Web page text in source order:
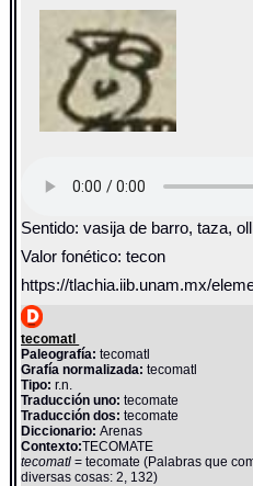
Sentido: vasija de barro, taza,
Valor fonético: tecon
https://tlachia.iib.unam.mx/
tecomatl
Paleografía: tecomatl
Grafía normalizada: tecomatl
Tipo: r.n.
Traducción uno: tecomate
Traducción dos: tecomate
Diccionario:Arenas
Contexto:TECOMATE
tecomatl= tecomate (Palabras que
diversas cosas: 2, 132)